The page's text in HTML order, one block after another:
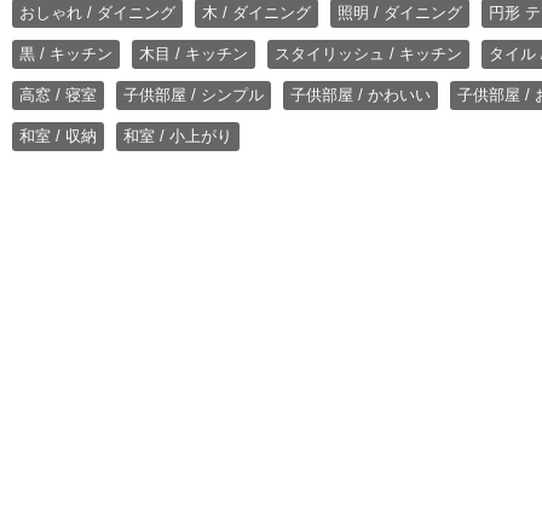
おしゃれ / ダイニング 木 / ダイニング 照明 / ダイニング 円形
黒 / キッチン 木目 / キッチン スタイリッシュ / キッチン タイル
高窓 / 寝室 子供部屋 / シンプル 子供部屋 / かわいい 子供部屋 /
和室 / 収納 和室 / 小上がり